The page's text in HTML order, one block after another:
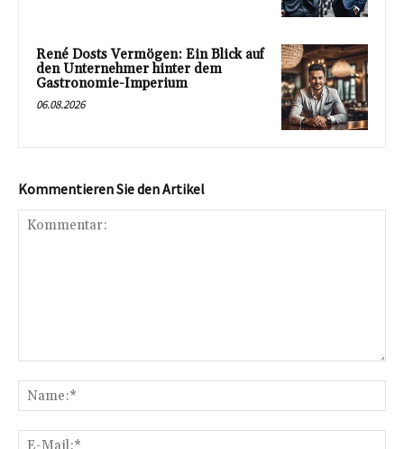
René Dosts Vermögen: Ein Blick auf
den Unternehmer hinter dem
Gastronomie-Imperium
06.08.2026
Kommentieren Sie den Artikel